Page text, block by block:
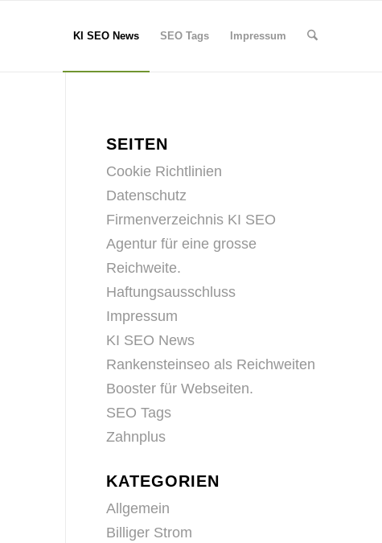
KI SEO News SEO Tags Impressum
SEITEN
Cookie Richtlinien
Datenschutz
Firmenverzeichnis KI SEO
Agentur für eine grosse
Reichweite.
Haftungsausschluss
Impressum
KI SEO News
Rankensteinseo als Reichweiten
Booster für Webseiten.
SEO Tags
Zahnplus
KATEGORIEN
Allgemein
Billiger Strom